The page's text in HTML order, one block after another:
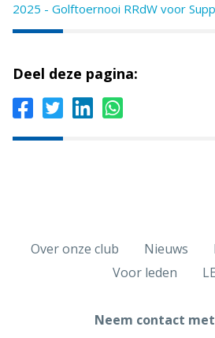
2025 - Golftoernooi RRdW voor
Deel deze pagina:
Over onze club Nieuws
Voor leden
Neem contact